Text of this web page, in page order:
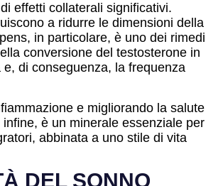
effetti collaterali significativi.
a ridurre le dimensioni della
in particolare, è uno dei rimedi
conversione del testosterone in
di conseguenza, la frequenza
e migliorando la salute
è un minerale essenziale per
abbinata a uno stile di vita
DEL SONNO